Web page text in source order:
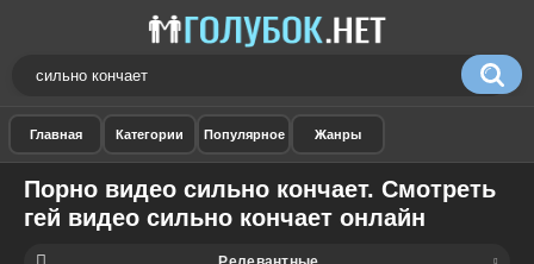
Порно видео сильно кончает. Смотреть
гей видео сильно кончает онлайн